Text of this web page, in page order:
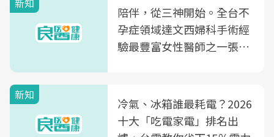
新知
陪伴，從三神開始。全台不
孕症領域達文西婦科手術經
驗最豐富女性醫師之一張永
光田醫院建構360度女性健
康照護生態圈
新知
冷氣、冰箱誰最耗電？2026
十大「吃電家電」排名出